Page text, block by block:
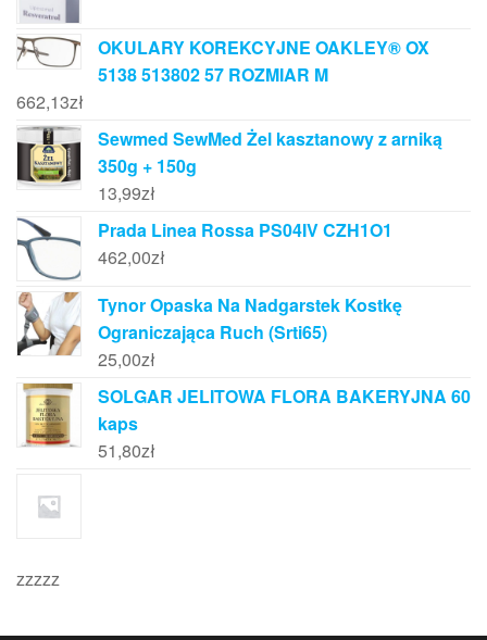
OKULARY KOREKCYJNE OAKLEY® OX
5138 513802 57 ROZMIAR M
662,13zł
Sewmed SewMed Żel kasztanowy z arniką
350g + 150g
13,99zł
Prada Linea Rossa PS04IV CZH1O1
462,00zł
Tynor Opaska Na Nadgarstek Kostkę
Ograniczająca Ruch (Srti65)
25,00zł
SOLGAR JELITOWA FLORA BAKERYJNA 60
kaps
51,80zł
zzzzz